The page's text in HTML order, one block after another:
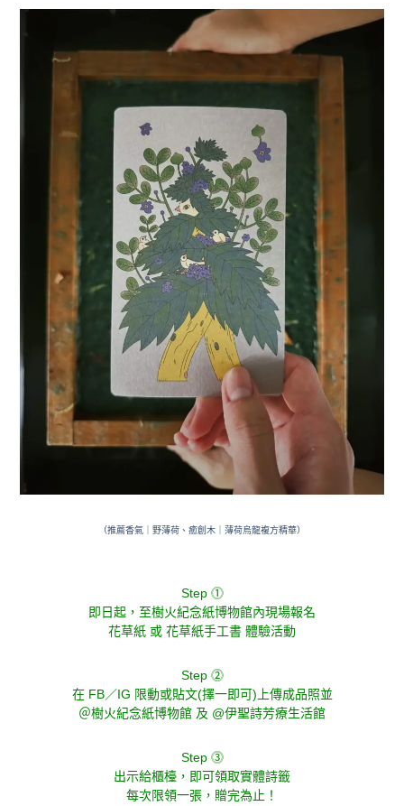
（推薦香氣｜野薄荷、癒創木｜薄荷烏龍複方精華）
Step ⓵
即日起，至樹火紀念紙博物館內現場報名
花草紙 或 花草紙手工書 體驗活動
Step ⓶
在 FB／IG 限動或貼文(擇一即可)上傳成品照並
＠樹火紀念紙博物館 及 @伊聖詩芳療生活館
Step ⓷
出示給櫃檯，即可領取實體詩籤
每次限領一張，贈完為止！